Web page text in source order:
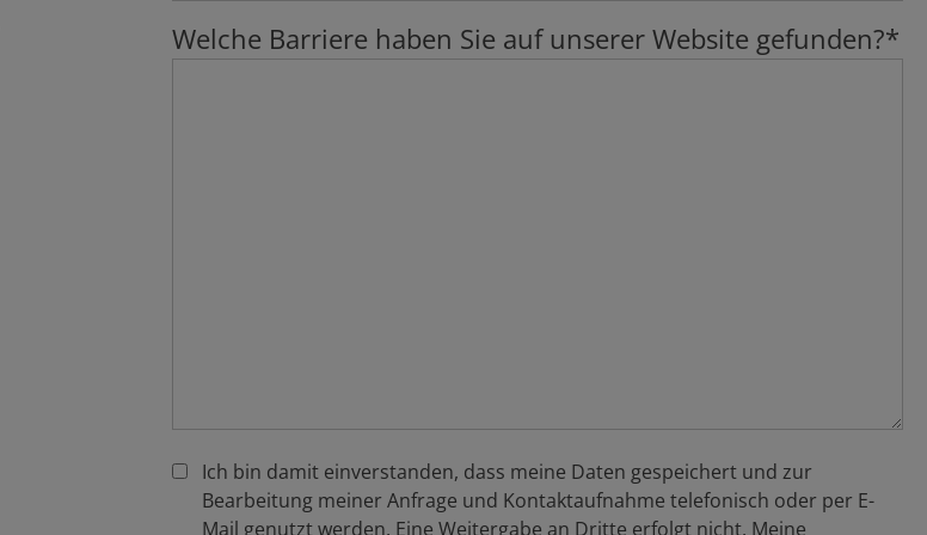
Welche Barriere haben Sie auf unserer Website gefunden?*
Ich bin damit einverstanden, dass meine Daten gespeichert und zur
Bearbeitung meiner Anfrage und Kontaktaufnahme telefonisch oder per E-
Mail genutzt werden. Eine Weitergabe an Dritte erfolgt nicht. Meine